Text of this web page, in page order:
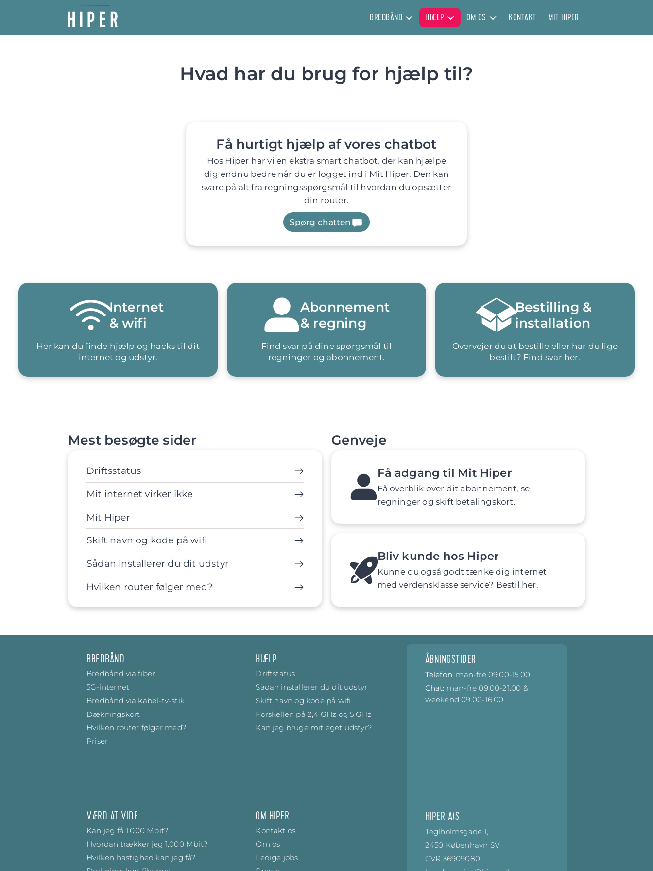
BREDBÅND HJÆLP OM OS KONTAKT MIT HIPER
Hvad har du brug for hjælp til?
Få hurtigt hjælp af vores chatbot
Hos Hiper har vi en ekstra smart chatbot, der kan hjælpe
dig endnu bedre når du er logget ind i Mit Hiper. Den kan
svare på alt fra regnings­spørgsmål til hvordan du opsætter
din router.
Spørg chatten
Internet
& wifi
Her kan du finde hjælp og hacks til dit
internet og udstyr.
Abonnement
& regning
Find svar på dine spørgsmål til
regninger og abonnement.
Bestilling &
installation
Overvejer du at bestille eller har du lige
bestilt? Find svar her.
Mest besøgte sider
Driftsstatus
Mit internet virker ikke
Mit Hiper
Skift navn og kode på wifi
Sådan installerer du dit udstyr
Hvilken router følger med?
Genveje
Få adgang til Mit Hiper
Få overblik over dit abonnement, se
regninger og skift betalingskort.
Bliv kunde hos Hiper
Kunne du også godt tænke dig internet
med verdensklasse service? Bestil her.
BREDBÅND
Bredbånd via fiber
5G-internet
Bredbånd via kabel-tv-stik
Dækningskort
Hvilken router følger med?
Priser
HJÆLP
Driftstatus
Sådan installerer du dit udstyr
Skift navn og kode på wifi
Forskellen på 2,4 GHz og 5 GHz
Kan jeg bruge mit eget udstyr?
VÆRD AT VIDE
Kan jeg få 1.000 Mbit?
Hvordan trækker jeg 1.000 Mbit?
Hvilken hastighed kan jeg få?
OM HIPER
Kontakt os
Om os
Ledige jobs
ÅBNINGSTIDER
Telefon: man-fre 09.00-15.00
Chat: man-fre09.00-21.00 &
weekend09.00-16.00
HIPER A/S
Teglholmsgade 1,
2450 København SV
CVR 36909080